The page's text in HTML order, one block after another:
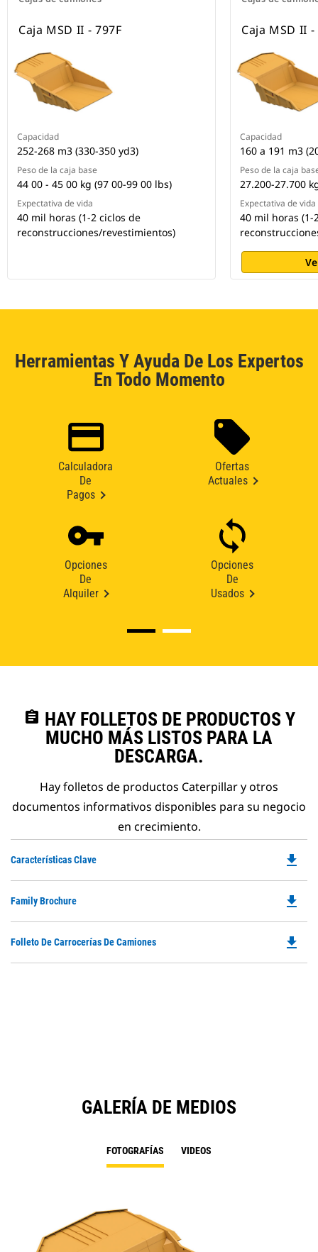
Caja MSD II - 797F
Capacidad
252-268 m3 (330-350 yd3)
Peso de la caja base
44 00 - 45 00 kg (97 00-99 00 lbs)
Expectativa de vida
40 mil horas (1-2 ciclos de
reconstrucciones/revestimientos)
Caja MSD II -
Capacidad
160 a 191 m3
Peso de la caja
27.200-27.700
Expectativa de vida
40 mil horas (1-
Herramientas Y Ayuda De Los Expertos
En Todo Momento
Calculadora
De
Pagos
Ofertas
Actuales
Opciones
De
Alquiler
Opciones
De
Usados
assignment HAY FOLLETOS DE PRODUCTOS Y
MUCHO MÁS LISTOS PARA LA
DESCARGA.
Hay folletos de productos Caterpillar y otros
documentos informativos disponibles para su negocio
en crecimiento.
Características Clave
a
file_download
Family Brochure
a
file_download
Folleto De Carrocerías De Camiones file_download
GALERÍA DE MEDIOS
FOTOGRAFÍAS VIDEOS